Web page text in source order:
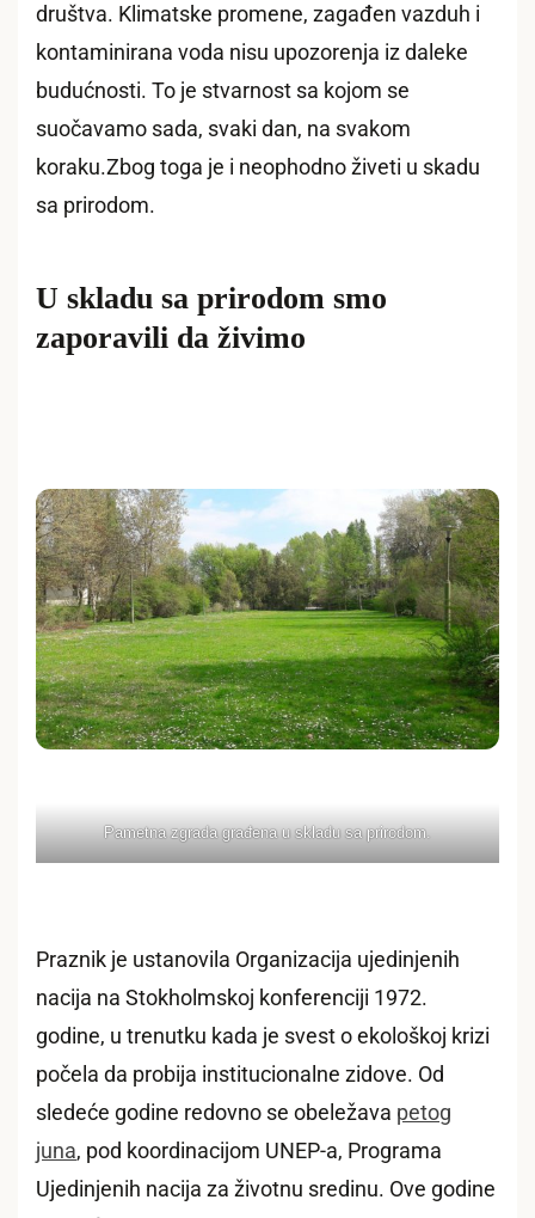
društva. Klimatske promene, zagađen vazduh i
kontaminirana voda nisu upozorenja iz daleke
budućnosti. To je stvarnost sa kojom se
suočavamo sada, svaki dan, na svakom
koraku.Zbog toga je i neophodno živeti u skadu
sa prirodom.
U skladu sa prirodom smo
zaporavili da živimo
Pametna zgrada građena u skladu sa prirodom.
Praznik je ustanovila Organizacija ujedinjenih
nacija na Stokholmskoj konferenciji 1972.
godine, u trenutku kada je svest o ekološkoj krizi
počela da probija institucionalne zidove. Od
sledeće godine redovno se obeležava petog
juna, pod koordinacijom UNEP-a, Programa
Ujedinjenih nacija za životnu sredinu. Ove godine